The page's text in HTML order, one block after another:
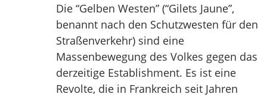
Die “Gelben Westen” (“Gilets Jaune”,
benannt nach den Schutzwesten für den
Straßenverkehr) sind eine
Massenbewegung des Volkes gegen das
derzeitige Establishment. Es ist eine
Revolte, die in Frankreich seit Jahren